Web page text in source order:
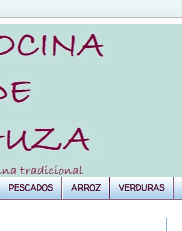
PESCADOS ARROZ VERDURAS